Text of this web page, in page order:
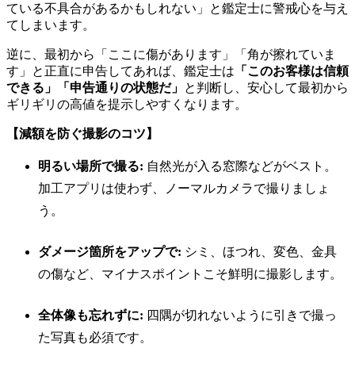
ている不具合があるかもしれない」と鑑定士に警戒心を与え
てしまいます。
逆に、最初から「ここに傷があります」「角が擦れていま
す」と正直に申告してあれば、鑑定士は 「このお客様は信頼
できる」「申告通りの状態だ」 と判断し、安心して最初から
ギリギリの高値を提示しやすくなります。
【減額を防ぐ撮影のコツ】
明るい場所で撮る: 自然光が入る窓際などがベスト。
加工アプリは使わず、ノーマルカメラで撮りましょ
う。
ダメージ箇所をアップで: シミ、ほつれ、変色、金具
の傷など、マイナスポイントこそ鮮明に撮影します。
全体像も忘れずに: 四隅が切れないように引きで撮っ
た写真も必須です。